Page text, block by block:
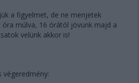
a figyelmet, de ne menjetek
óra múlva, 16 órától jövünk majd a
velünk akkor is!
végeredmény: